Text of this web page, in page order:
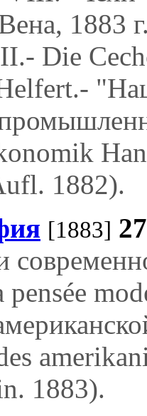
1883
Die
1882).
[1883]
pensée
1883).